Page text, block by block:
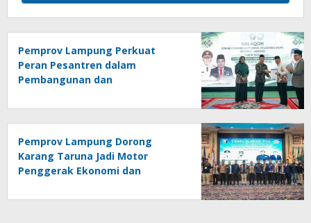
Pemprov Lampung Perkuat
Peran Pesantren dalam
Pembangunan dan
Pemprov Lampung Dorong
Karang Taruna Jadi Motor
Penggerak Ekonomi dan